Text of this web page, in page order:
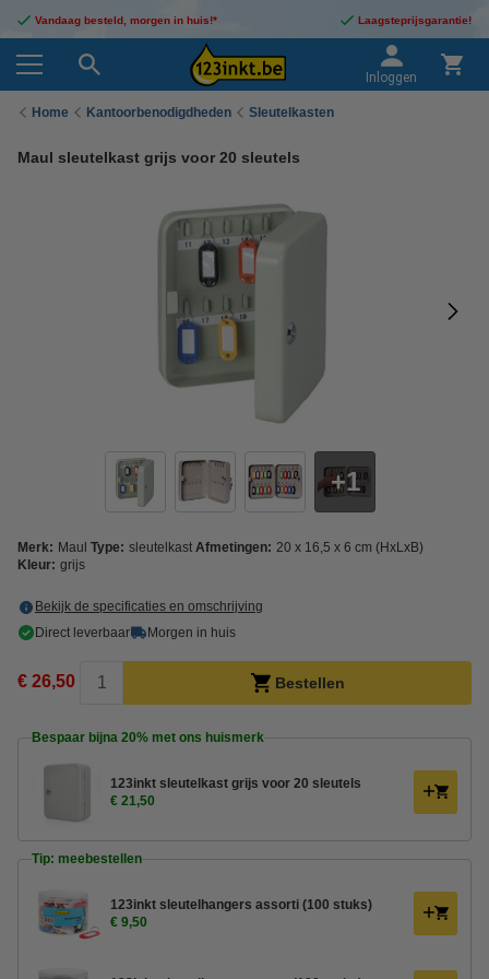
Vandaag besteld, morgen in huis!* Laagsteprijsgarantie!
Inloggen
Home Kantoorbenodigdheden Sleutelkasten
Maul sleutelkast grijs voor 20 sleutels
1
Merk: Maul Type: sleutelkast Afmetingen: 20 x 16,5 x 6 cm (HxLxB)
Kleur: grijs
Bekijk de specificaties en omschrijving
Direct leverbaar
Morgen in huis
€ 26,50 Bestellen
Bespaar bijna 20% met ons huismerk
123inkt sleutelkast grijs voor 20 sleutels
€ 21,50
Tip: meebestellen
123inkt sleutelhangers assorti (100 stuks)
€ 9,50